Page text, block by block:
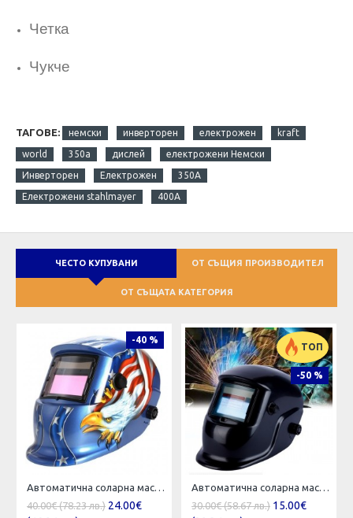
Четка
Чукче
ТАГОВЕ: немски инверторен електрожен kraft
world 350а дислей електрожени Немски
Инверторен Електрожен 350А
Електрожени stahlmayer 400А
ЧЕСТО КУПУВАНИ ОТ СЪЩИЯ ПРОИЗВОДИТЕЛ
ОТ СЪЩАТА КАТЕГОРИЯ
-40 %
Автоматична соларна маска за заваряване
40.00€ (78.23 лв.) 24.00€
ТОП
-50 %
Автоматична соларна маска за заваряване
30.00€ (58.67 лв.) 15.00€